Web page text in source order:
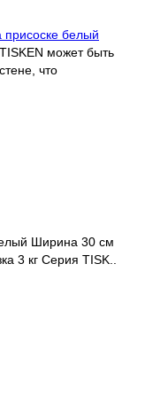
белый
может быть
что
Ширина 30 см
3 кг Серия TISK..